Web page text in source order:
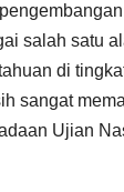
salah satu
di
sangat
Ujian